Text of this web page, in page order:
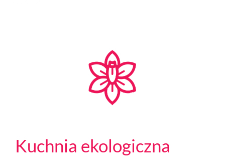
Kuchnia ekologiczna